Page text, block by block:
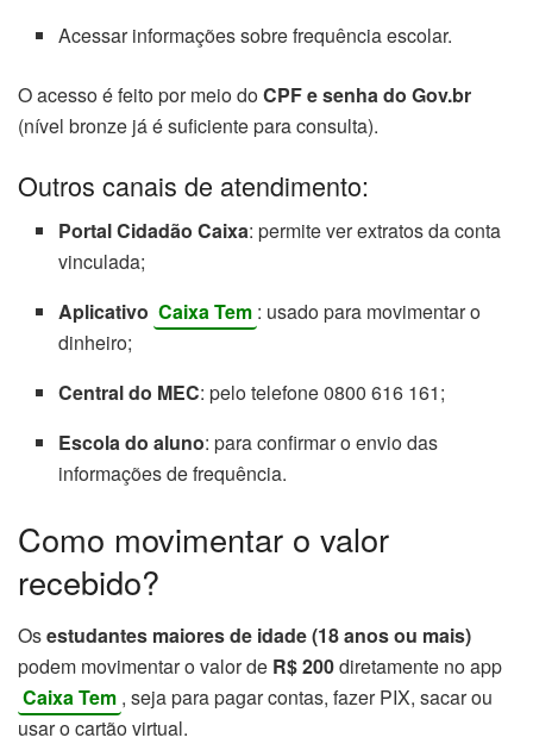
Acessar informações sobre frequência escolar.
O acesso é feito por meio doCPF e senha do Gov.br
(nível bronze já é suficiente para consulta).
Outros canais de atendimento:
Portal Cidadão Caixa: permite ver extratos da conta
vinculada;
Aplicativo Caixa Tem : usado para movimentar o
dinheiro;
Central do MEC: pelo telefone 0800 616 161;
Escola do aluno: para confirmar o envio das
informações de frequência.
Como movimentar o valor
recebido?
Osestudantes maiores de idade (18 anos ou mais)
podem movimentar o valor de R$ 200diretamente no app
Caixa Tem , seja para pagar contas, fazer PIX, sacar ou
usar o cartão virtual.